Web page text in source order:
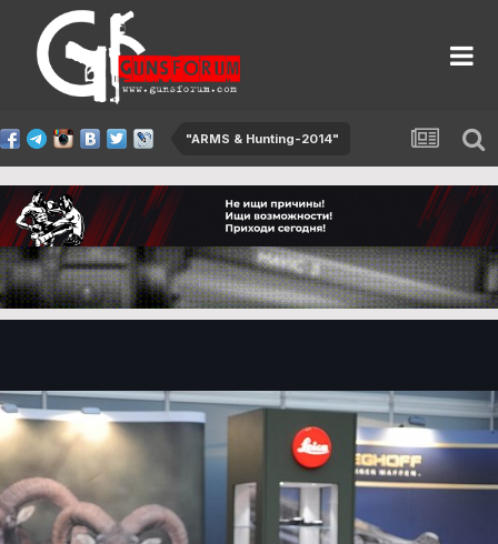
"ARMS & Hunting-2014"